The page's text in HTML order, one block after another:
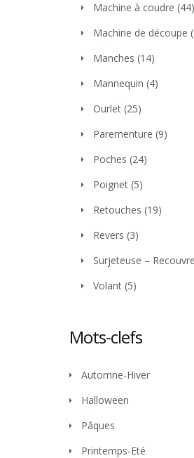
Machine à coudre (44)
Machine de découpe
Manches (14)
Mannequin (4)
Ourlet (25)
Parementure (9)
Poches (24)
Poignet (5)
Retouches (19)
Revers (3)
Surjeteuse –
Volant (5)
Mots-clefs
Automne-Hiver
Halloween
Pâques
Printemps-Eté